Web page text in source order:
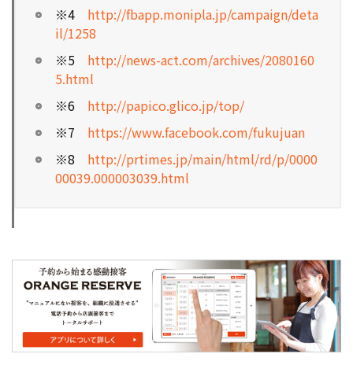
※4 http://fbapp.monipla.jp/campaign/deta
il/1258
※5 http://news-act.com/archives/2080160
5.html
※6 http://papico.glico.jp/top/
※7 https://www.facebook.com/fukujuan
※8 http://prtimes.jp/main/html/rd/p/0000
00039.000003039.html